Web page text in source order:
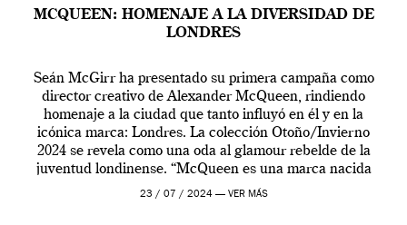
MCQUEEN: HOMENAJE A LA DIVERSIDAD DE
LONDRES
Seán McGirr ha presentado su primera campaña como
director creativo de Alexander McQueen, rindiendo
homenaje a la ciudad que tanto influyó en él y en la
icónica marca: Londres. La colección Otoño/Invierno
2024 se revela como una oda al glamour rebelde de la
juventud londinense. “McQueen es una marca nacida
en Londres y siempre ha […]
23 / 07 / 2024 — VER MÁS